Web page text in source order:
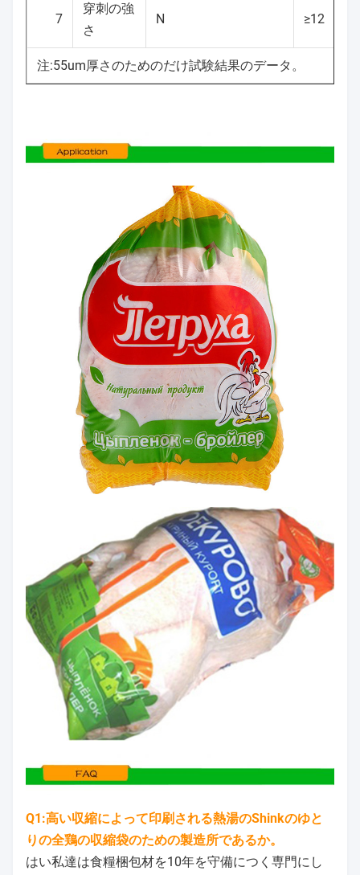
7
穿刺の強
さ
N ≥12
注:55um厚さのためのだけ試験結果のデータ。
Q1:高い収縮によって印刷される熱湯のShinkのゆと
りの全鶏の収縮袋のための製造所であるか。
はい私達は食糧梱包材を10年を守備につく専門にし